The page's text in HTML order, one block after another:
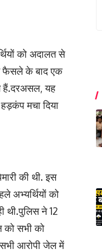
को अदालत से
फैसले के बाद एक
हैं.दरअसल, यह
मचा दिया
की थी. इस
अभ्यर्थियों को
थी.पुलिस ने 12
को सभी को
आरोपी जेल में